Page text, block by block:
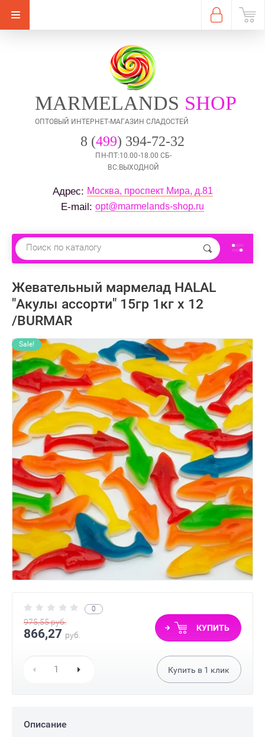
MARMELANDS SHOP
ОПТОВЫЙ ИНТЕРНЕТ-МАГАЗИН СЛАДОСТЕЙ
8 (499) 394-72-32
ПН-ПТ:10.00-18.00 СБ-
ВС:ВЫХОДНОЙ
Адрес: Москва, проспект Мира, д.81
E-mail: opt@marmelands-shop.ru
Жевательный мармелад HALAL
"Акулы ассорти" 15гр 1кг х 12
/BURMAR
Sale!
0
975,55руб.
866,27 руб.
КУПИТЬ
Купить в 1 клик
Описание